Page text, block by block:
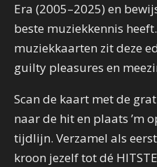
Era (2005–2025) en
beste muziekkennis
muziekkaarten zit deze
guilty pleasures en
Scan de kaart met de
naar de hit en plaats ’m
tijdlijn. Verzamel als
kroon jezelf tot dé